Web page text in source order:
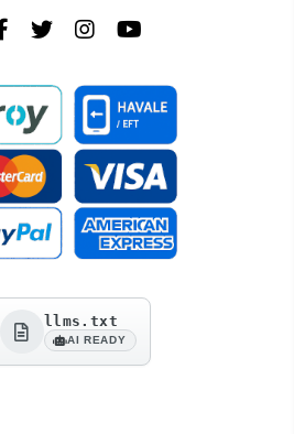
llms.txt
AI READY